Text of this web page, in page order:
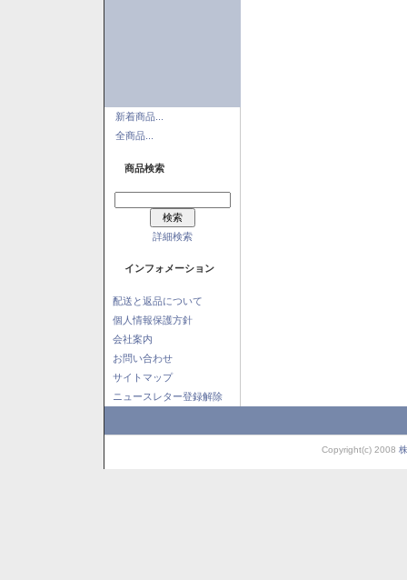
新着商品...
全商品...
商品検索
詳細検索
インフォメーション
配送と返品について
個人情報保護方針
会社案内
お問い合わせ
サイトマップ
ニュースレター登録解除
Copyright(c) 2008